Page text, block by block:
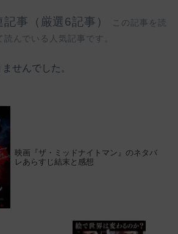
記事（厳選6記事）
この記事を読
んでいる人気記事です。
せんでした。
映画『ザ・ミッドナイトマン』のネタバ
レあらすじ結末と感想